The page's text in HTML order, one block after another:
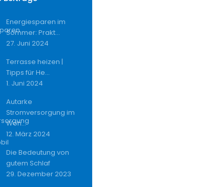
Energiesparen im
Sommer: Prakt...
27. Juni 2024
Terrasse heizen |
Tipps für He...
1. Juni 2024
Autarke
Stromversorgung im
Woh...
12. März 2024
Die Bedeutung von
gutem Schlaf
29. Dezember 2023